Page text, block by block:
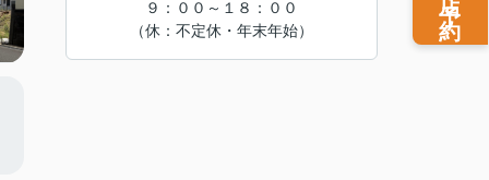
９：００～１８：００
（休：不定休・年末年始）